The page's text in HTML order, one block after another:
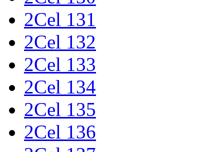
2Cel 131
2Cel 132
2Cel 133
2Cel 134
2Cel 135
2Cel 136